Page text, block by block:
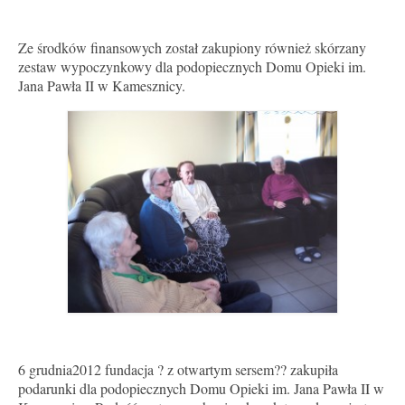
Ze środków finansowych został zakupiony również skórzany
zestaw wypoczynkowy dla podopiecznych Domu Opieki im.
Jana Pawła II w Kamesznicy.
6 grudnia2012 fundacja ? z otwartym sersem?? zakupiła
podarunki dla podopiecznych Domu Opieki im. Jana Pawła II w